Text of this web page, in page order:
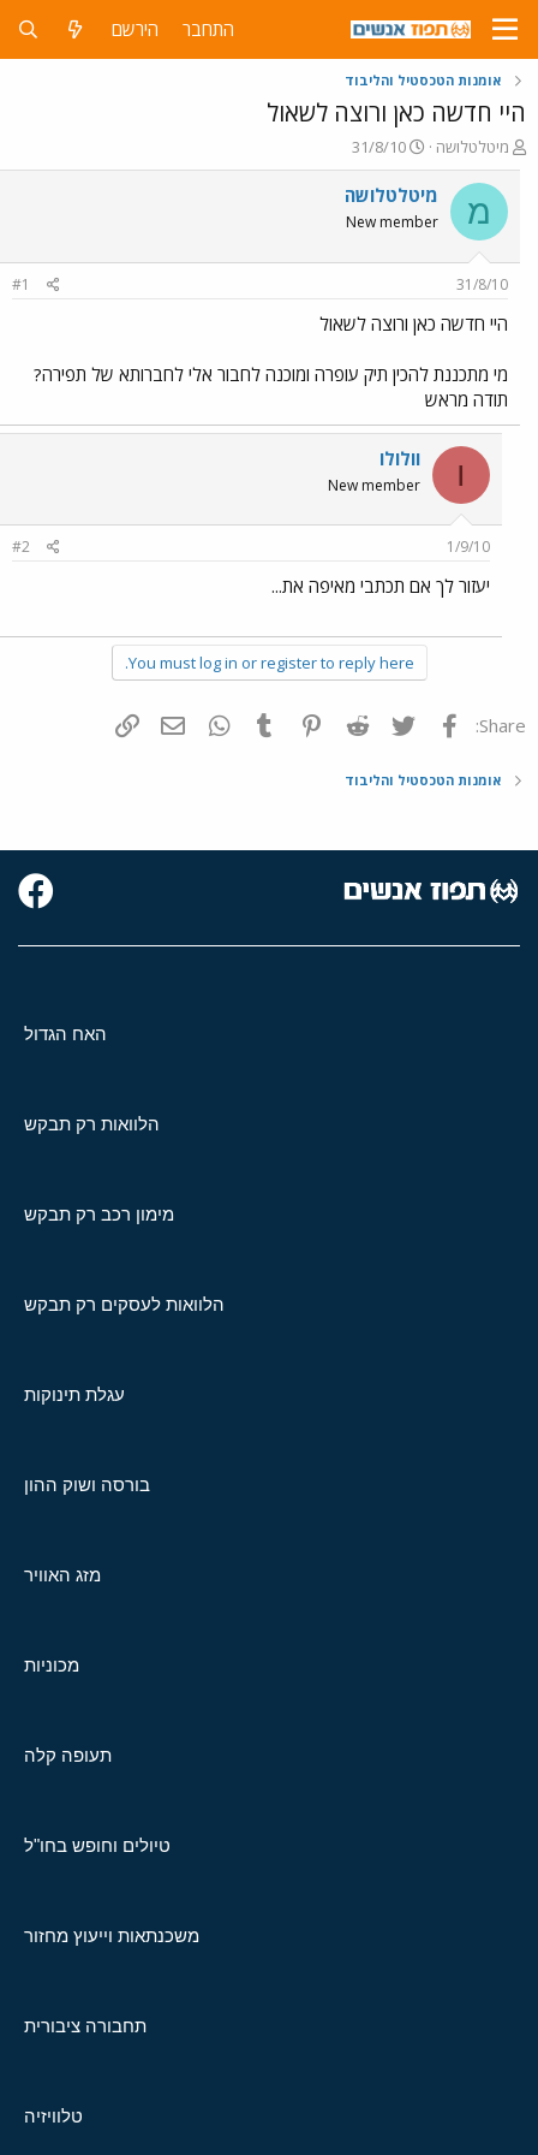
התחבר הירשם
אומנות הטכסטיל והליבוד
היי חדשה כאן ורוצה לשאול
פ
ו
ת
ח
ה
ו
ש
א
מיטלטלושה
פ
ו
ר
ם
ר
31/8/10
מ מיטלטלושה
New member
31/8/10
#1
היי חדשה כאן ורוצה לשאול
מי מתכננת להכין תיק עופרה ומוכנה לחבור אלי לחברותא של תפירה?
תודה מראש
ו וולולו
New member
1/9/10
#2
יעזור לך אם תכתבי מאיפה את...
You must log in or register to reply here.
Share: פייסבוק Twitter
Reddit
Pinterest
Tumblr
WhatsAppדואר אלקטרוני
אומנות הטכסטיל והליבוד
האח הגדול
הלוואות רק תבקש
מימון רכב רק תבקש
הלוואות לעסקים רק תבקש
עגלת תינוקות
בורסה ושוק ההון
מזג האוויר
מכוניות
תעופה קלה
טיולים וחופש בחו"ל
משכנתאות וייעוץ מחזור
תחבורה ציבורית
טלוויזיה